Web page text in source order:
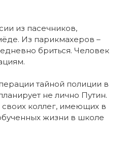
из пасечников,
Из парикмахеров –
бриться. Человек
тайной полиции в
не лично Путин.
коллег, имеющих в
жизни в школе